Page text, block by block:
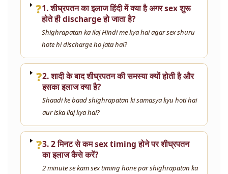
❓1. शीघ्रपतन का इलाज हिंदी में क्या है अगर sex शुरू
होते ही discharge हो जाता है?
Shighrapatan ka ilaj Hindi me kya hai agar sex shuru
hote hi discharge ho jata hai?
❓2. शादी के बाद शीघ्रपतन की समस्या क्यों होती है और
इसका इलाज क्या है?
Shaadi ke baad shighrapatan ki samasya kyu hoti hai
aur iska ilaj kya hai?
❓3. 2 मिनट से कम sex timing होने पर शीघ्रपतन
का इलाज कैसे करें?
2 minute se kam sex timing hone par shighrapatan ka